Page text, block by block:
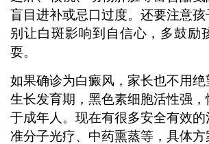
盲目进补或忌口过度。还要注意孩
别让白斑影响到自信心，多鼓励
耍。
如果确诊为白癜风，家长也不用
生长发育期，黑色素细胞活性强
于成年人。现在有很多安全有效
准分子光疗、中药熏蒸等，具体